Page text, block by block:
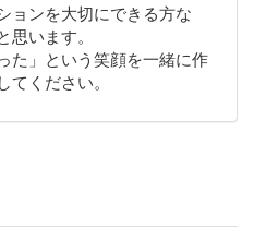
ョンを大切にできる方な
います。
た」という笑顔を一緒に作
ください。